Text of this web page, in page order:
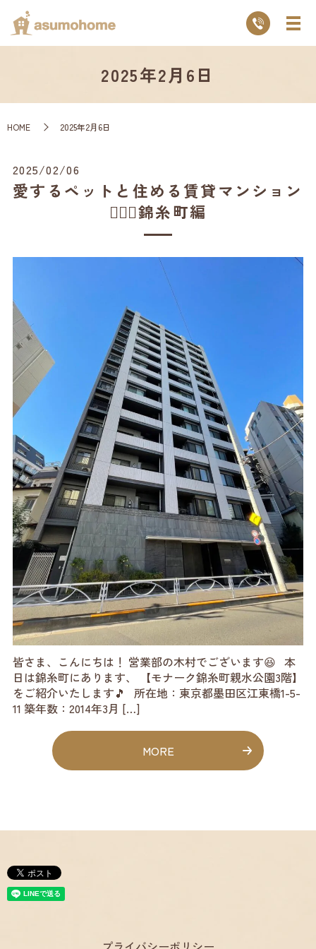
2025年2月6日
HOME 2025年2月6日
2025/02/06
愛するペットと住める賃貸マンション
💁🏻‍♂️錦糸町編
皆さま、こんにちは！ 営業部の木村でございます😆 本
日は錦糸町にあります、 【モナーク錦糸町親水公園3階】
をご紹介いたします🎵 所在地：東京都墨田区江東橋1-5-
11 築年数：2014年3月 […]
MORE